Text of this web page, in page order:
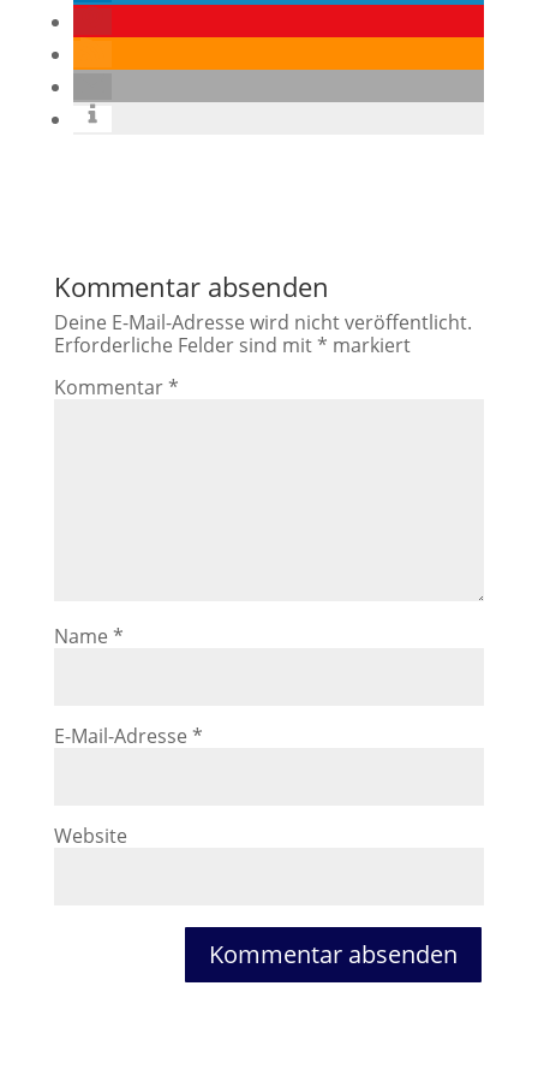
Kommentar absenden
Deine E-Mail-Adresse wird nicht veröffentlicht.
Erforderliche Felder sind mit* markiert
Kommentar*
Name *
E-Mail-Adresse *
Website